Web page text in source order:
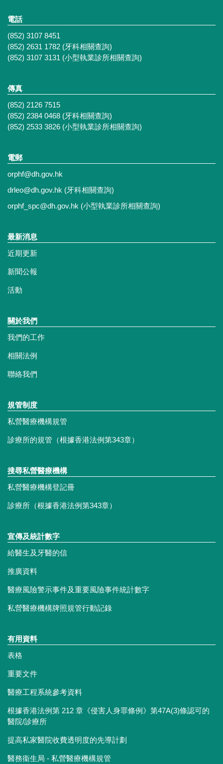
電話
(852) 3107 8451
(852) 2631 1782 (牙科相關查詢)
(852) 3107 3131 (小型執業診所相關查詢)
傳真
(852) 2126 7515
(852) 2384 0468 (牙科相關查詢)
(852) 2533 3826 (小型執業診所相關查詢)
電郵
orphf@dh.gov.hk
drleo@dh.gov.hk (牙科相關查詢)
orphf_spc@dh.gov.hk (小型執業診所相關查詢)
最新消息
近期更新
新聞公報
活動
關於我們
我們的工作
相關法例
聯絡我們
規管制度
私營醫療機構規管
診療所的規管（根據香港法例第343章）
搜尋私營醫療機構
私營醫療機構登記冊
診療所（根據香港法例第343章）
宣傳及統計數字
給醫生及牙醫的信
推廣資料
醫療風險警示事件及重要風險事件統計數字
私營醫療機構牌照規管行動記錄
有用資料
表格
重要文件
醫療工程系統參考資料
根據香港法例第 212 章《侵害人身罪條例》第47A(3)條認可的
醫院/診療所
提高私家醫院收費透明度的先導計劃
醫務衞生局 - 私營醫療機構規管